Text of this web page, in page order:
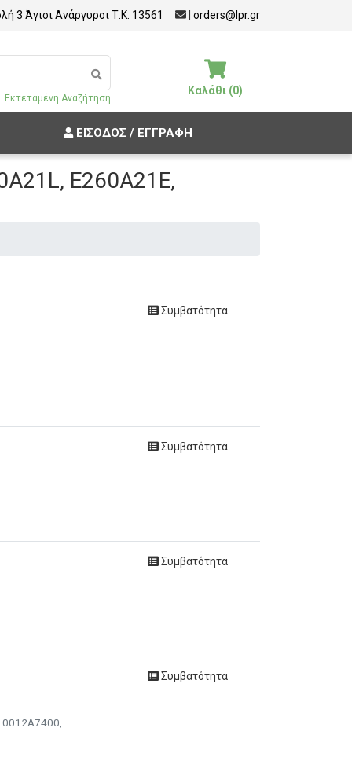
3 Άγιοι Ανάργυροι Τ.Κ. 13561 orders@lpr.gr
Εκτεταμένη Αναζήτηση
Καλάθι (0)
ΕΊΣΟΔΟΣ / ΕΓΓΡΑΦΉ
E260A21E,
Συμβατότητα
Συμβατότητα
Συμβατότητα
Συμβατότητα